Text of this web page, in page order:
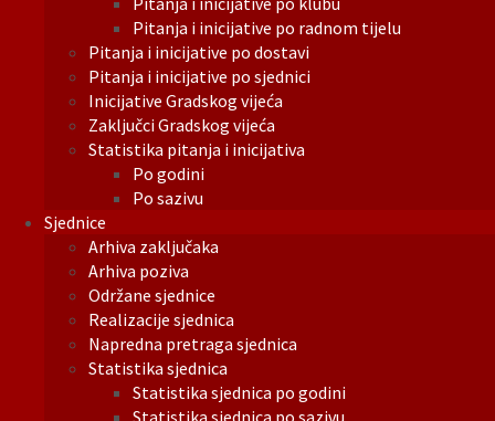
Pitanja i inicijative po radnom tijelu
Pitanja i inicijative po dostavi
Pitanja i inicijative po sjednici
Inicijative Gradskog vijeća
Zaključci Gradskog vijeća
Statistika pitanja i inicijativa
Po godini
Po sazivu
Sjednice
Arhiva zaključaka
Arhiva poziva
Održane sjednice
Realizacije sjednica
Napredna pretraga sjednica
Statistika sjednica
Statistika sjednica po godini